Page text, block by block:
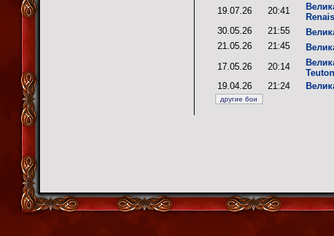
19.07.26
20:41
30.05.26
21:55
21.05.26
21:45
17.05.26
20:14
19.04.26
21:24